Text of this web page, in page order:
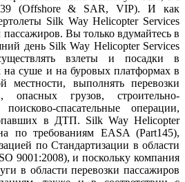
(Offshore & SAR, VIP). И как
Silk Way Helicopter Services
пассажиров. Вы только вдумайтесь в
день Silk Way Helicopter Services
взлеты и посадки в
на суше и на буровых платформах в
выполнять перевозки
опасных грузов, строительно-
спасательные операции,
в ДТП. Silk Way Helicopter
по требованиям EASA (Part145),
по Стандартизации в области
9001:2008), и поскольку компания
в области перевозки пассажиров